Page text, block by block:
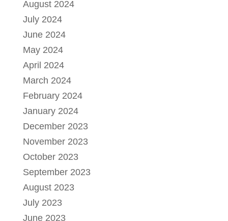
August 2024
July 2024
June 2024
May 2024
April 2024
March 2024
February 2024
January 2024
December 2023
November 2023
October 2023
September 2023
August 2023
July 2023
June 2023